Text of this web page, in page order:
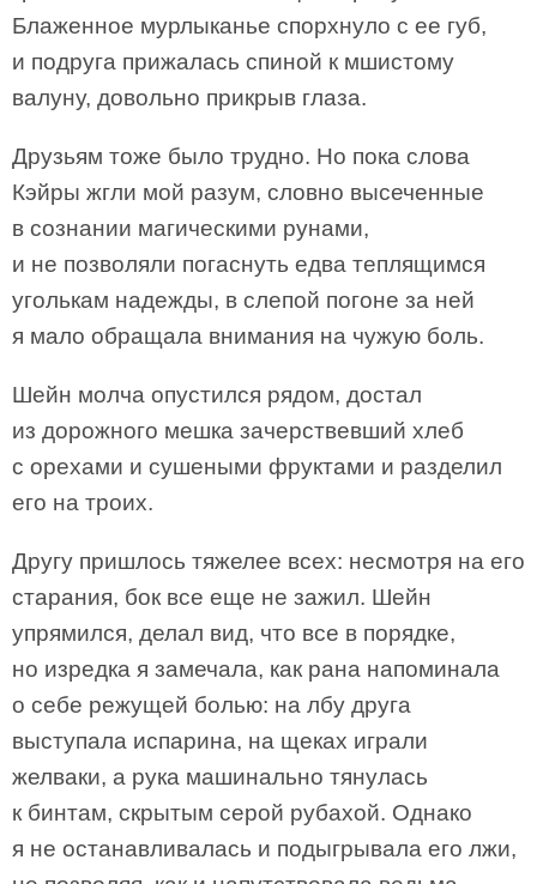
Блаженное мурлыканье спорхнуло с ее губ,
и подруга прижалась спиной к мшистому
валуну, довольно прикрыв глаза.
Друзьям тоже было трудно. Но пока слова
Кэйры жгли мой разум, словно высеченные
в сознании магическими рунами,
и не позволяли погаснуть едва теплящимся
уголькам надежды, в слепой погоне за ней
я мало обращала внимания на чужую боль.
Шейн молча опустился рядом, достал
из дорожного мешка зачерствевший хлеб
с орехами и сушеными фруктами и разделил
его на троих.
Другу пришлось тяжелее всех: несмотря на его
старания, бок все еще не зажил. Шейн
упрямился, делал вид, что все в порядке,
но изредка я замечала, как рана напоминала
о себе режущей болью: на лбу друга
выступала испарина, на щеках играли
желваки, а рука машинально тянулась
к бинтам, скрытым серой рубахой. Однако
я не останавливалась и подыгрывала его лжи,